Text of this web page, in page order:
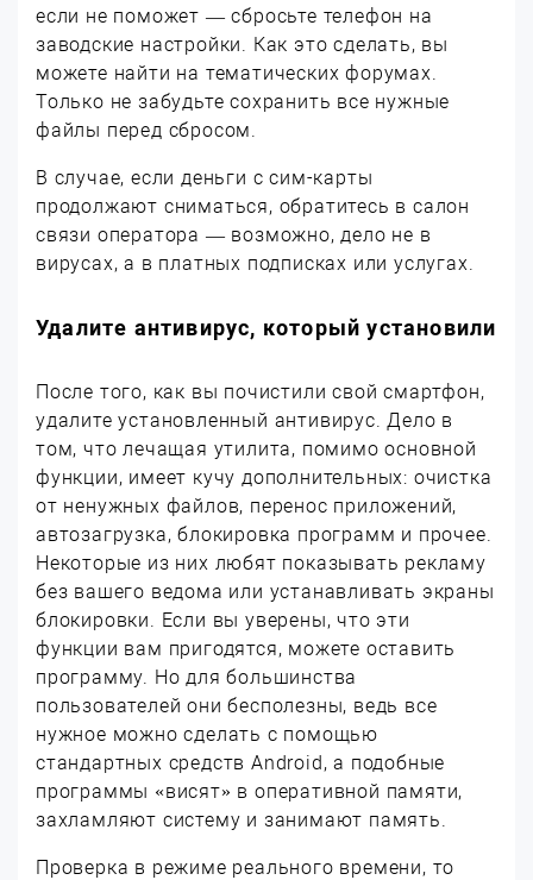
если не поможет — сбросьте телефон на
заводские настройки. Как это сделать, вы
можете найти на тематических форумах.
Только не забудьте сохранить все нужные
файлы перед сбросом.
В случае, если деньги с сим-карты
продолжают сниматься, обратитесь в салон
связи оператора — возможно, дело не в
вирусах, а в платных подписках или услугах.
Удалите антивирус, который установили
После того, как вы почистили свой смартфон,
удалите установленный антивирус. Дело в
том, что лечащая утилита, помимо основной
функции, имеет кучу дополнительных: очистка
от ненужных файлов, перенос приложений,
автозагрузка, блокировка программ и прочее.
Некоторые из них любят показывать рекламу
без вашего ведома или устанавливать экраны
блокировки. Если вы уверены, что эти
функции вам пригодятся, можете оставить
программу. Но для большинства
пользователей они бесполезны, ведь все
нужное можно сделать с помощью
стандартных средств Android, а подобные
программы «висят» в оперативной памяти,
захламляют систему и занимают память.
Проверка в режиме реального времени, то